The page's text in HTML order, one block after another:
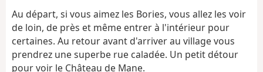
v
Au départ, si vous aimez les Bories, vous allez les voir
de loin, de près et même entrer à l'intérieur pour
certaines. Au retour avant d'arriver au village vous
prendrez une superbe rue caladée. Un petit détour
pour voir le Château de Mane.